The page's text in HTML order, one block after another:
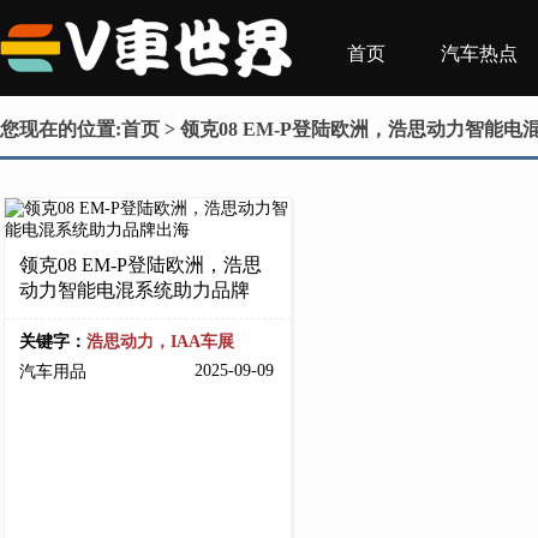
首页 汽车热点
您现在的位置:首页 > 领克08 EM-P登陆欧洲，浩思动力智能电
领克08 EM-P登陆欧洲，浩思
动力智能电混系统助力品牌
关键字： 浩思动力，IAA车展
汽车用品
2025-09-09